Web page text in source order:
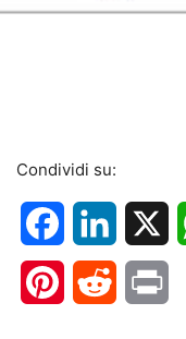
Condividi su:
FacebookLinkedIn
PinterestReddit